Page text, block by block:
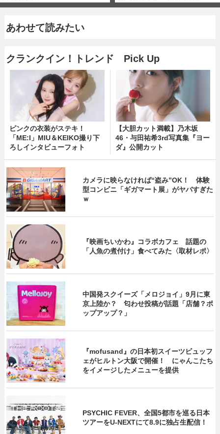
あわせて読みたい
クランクイン！トレンド Pick Up
ピンクの衣装がステキ！
「ME:I」MIU＆KEIKO撮り下
ろしインタビューフォト
【大胆カット満載】乃木坂
46・与田祐希3rd写真集『ヨー
ダ』公開カット
カメラに映らなければ“盗み”OK！ 体験
型コンビニ「ギガマート展」がヤバすぎた
ｗ
『映画ちいかわ』コラボカフェ 話題の
「人魚の煮付け」食べてみた〈取材レポ〉
中国発スクイーズ「メロジョイ」9月に東
京上陸か？ 匂わせ投稿が話題「店舗？ポ
ップアップ？」
『mofusand』の日本初スイーツビュッフ
ェがヒルトン大阪で開催！ にゃんこたち
をイメージしたメニューを提供
PSYCHIC FEVER、全国5都市を巡る日本
ツアーをU‐NEXTにて8.9に独占生配信！